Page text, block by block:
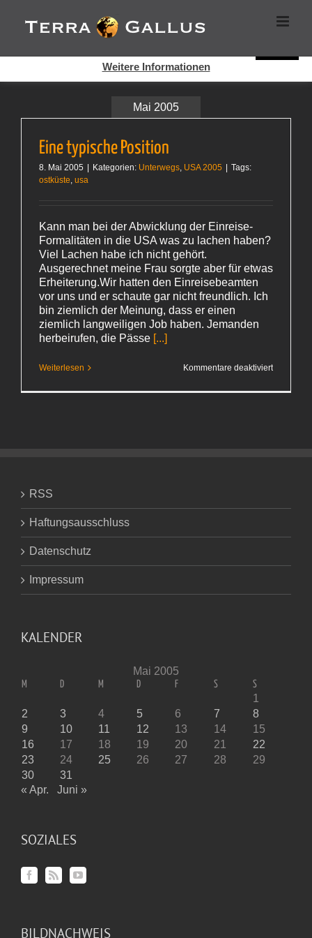
Inhalt
springen
Mai 2005
Eine typische Position
8. Mai 2005 Kategorien: Unterwegs, USA 2005
Tags:
ostküste, usa
Kann man bei der Abwicklung der Einreise-
Formalitäten in die USA was zu lachen haben?
Viel Lachen habe ich nicht gehört.
Ausgerechnet meine Frau sorgte aber für etwas
Erheiterung.Wir hatten den Einreisebeamten
vor uns und er schaute gar nicht freundlich. Ich
bin ziemlich der Meinung, dass er einen
ziemlich langweiligen Job haben. Jemanden
herbeirufen, die Pässe [...]
Weiterlesen Kommentare deaktiviertfür
RSS
Haftungsausschluss
Datenschutz
Impressum
KALENDER
Mai 2005
M D M D F S S
1
2
3 4 5 6 7
8
9
10 11 12 13 14
15
16
17 18 19 20 21
22
23
24 25 26 27 28
29
30
31
« Apr.
Juni »
SOZIALES
BILDNACHWEIS
Cookies helfen auf auf dieser Seite bei der Bereitstellung der
Dienste. Durch die Nutzung dieser Webseite erklären Sie sich
Weitere Informationen